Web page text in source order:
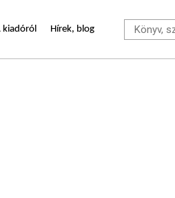
kiadóról Hírek, blog